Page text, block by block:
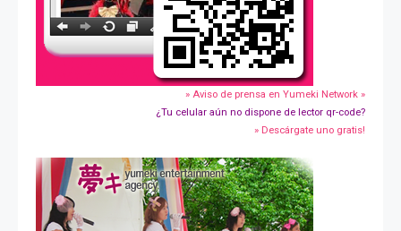
» Aviso de prensa en Yumeki Network »
¿Tu celular aún no dispone de lector qr-code?
» Descárgate uno gratis!